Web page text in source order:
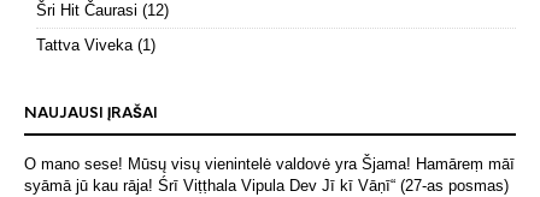
Šri Hit Čaurasi (12)
Tattva Viveka(1)
NAUJAUSI ĮRAŠAI
O mano sese! Mūsų visų vienintelė valdovė yra Šjama! Hamāreṃ māī
syāmā jū kau rāja! Śrī Viṭṭhala Vipula Dev Jī kī Vāṇī“ (27-as posmas)